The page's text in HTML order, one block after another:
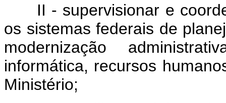
II - supervisionar e
os sistemas federais de
modernização
informática, recursos
Ministério;